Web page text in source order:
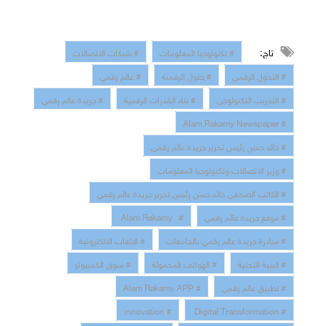
تاج: # تكنولوجيا المعلومات
# شبكات الاتصالات
# التحول الرقمي
# حلول الرقمنة
# عالم رقمي
# التدريب التكنولوجي
# بناء القدرات الرقمية
# جريدة عالم رقمي
# Alam Rakamy Newspaper
# خالد حسن رئيس تحرير جريدة عالم رقمي
# وزير الاتصالات وتكنولوجيا المعلومات
# الكاتب الصحفي خالد حسن رئيس تحرير جريدة عالم رقمي
# موقع جريدة عالم رقمي
# Alam Rakamy
# مبادرة جريدة عالم رقمي بالجامعات
# الالعاب الالكترونية
# البنية التحتية
# الهواتف المحمولة
# سوق الكمبيوتر
# تطبيق عالم رقمي
# Alam Rakamy APP
# Digital Transformation
# innovation